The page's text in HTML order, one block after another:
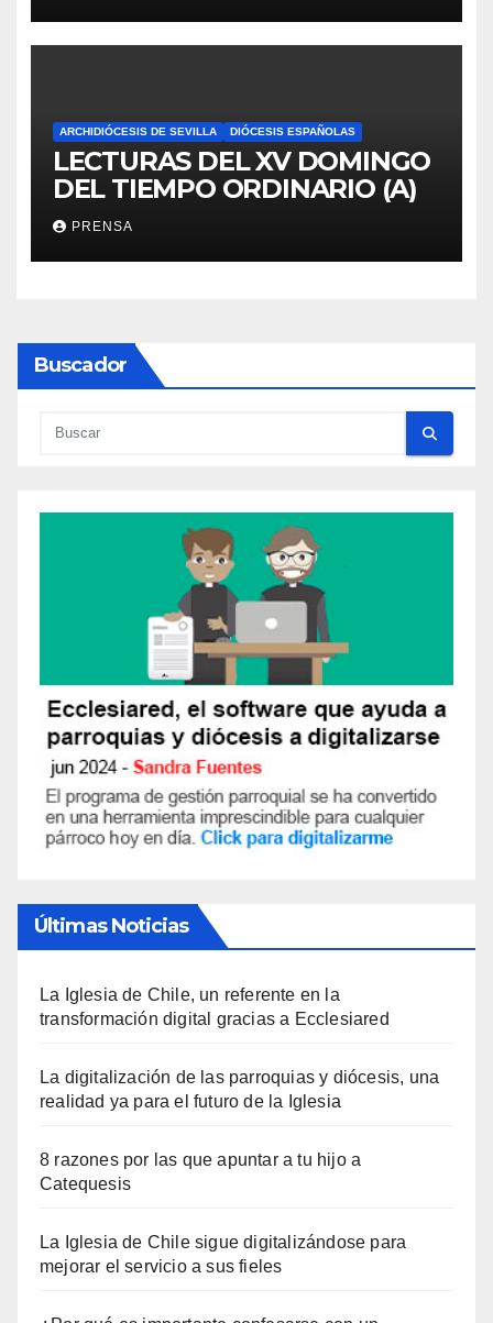
ARCHIDIÓCESIS DE SEVILLA DIÓCESIS ESPAÑOLAS
LECTURAS DEL XV DOMINGO
DEL TIEMPO ORDINARIO (A)
PRENSA
Buscador
Últimas Noticias
La Iglesia de Chile, un referente en la
transformación digital gracias a Ecclesiared
La digitalización de las parroquias y diócesis, una
realidad ya para el futuro de la Iglesia
8 razones por las que apuntar a tu hijo a
Catequesis
La Iglesia de Chile sigue digitalizándose para
mejorar el servicio a sus fieles